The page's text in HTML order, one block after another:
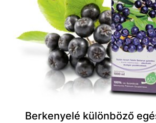
Berkenyelé különböző